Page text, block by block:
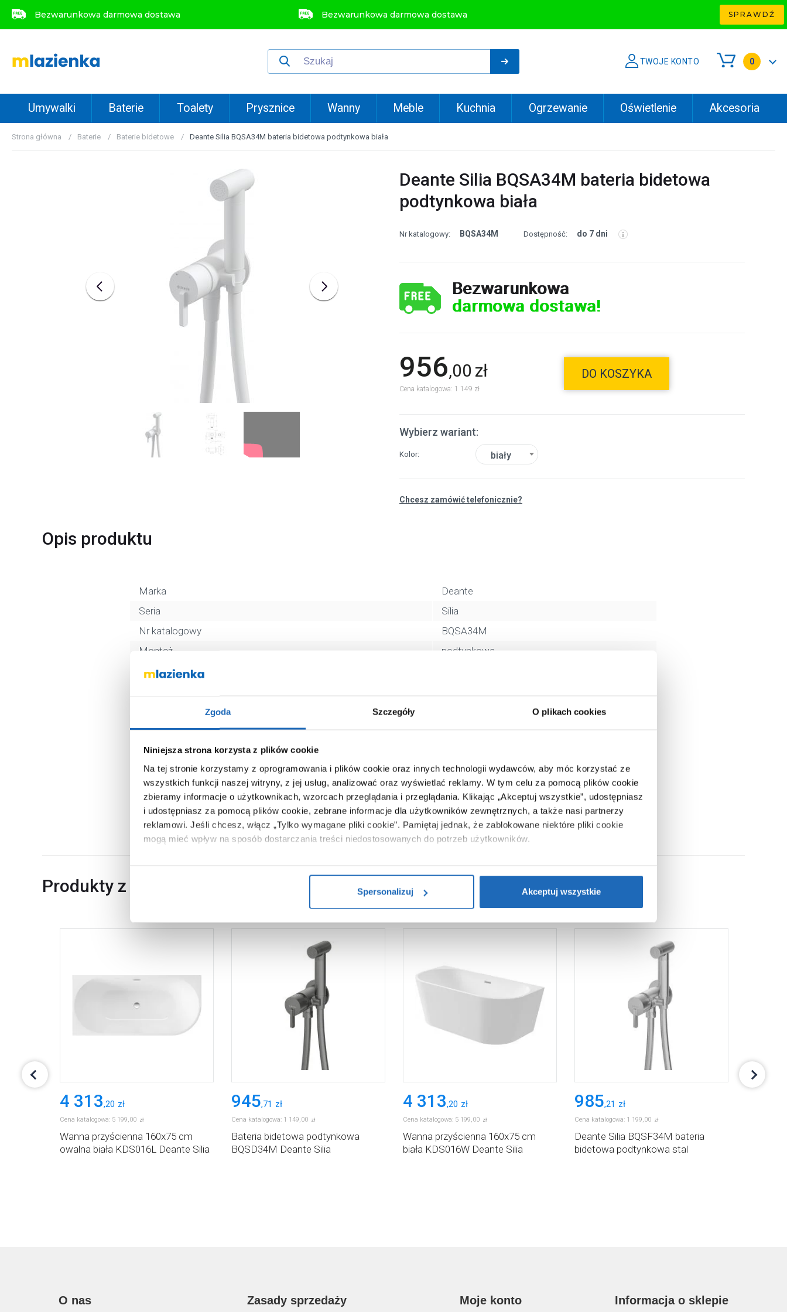
Zgoda Szczegóły O plikach cookies
Niniejsza strona korzysta z plików cookie
Na tej stronie korzystamy z oprogramowania i plików cookie oraz innych technologii wydawców, aby móc korzystać ze
wszystkich funkcji naszej witryny, z jej usług, analizować oraz wyświetlać reklamy. W tym celu za pomocą plików cookie
zbieramy informacje o użytkownikach, wzorcach przeglądania i przeglądania. Klikając „Akceptuj wszystkie”, udostępniasz
i udostępniasz za pomocą plików cookie, zebrane informacje dla użytkowników zewnętrznych, a także nasi partnerzy
reklamowi. Jeśli chcesz, włącz „Tylko wymagane pliki cookie”. Pamiętaj jednak, że zablokowane niektóre pliki cookie
mogą mieć wpływ na sposób dostarczania treści niedostosowanych do potrzeb użytkowników.
Aby uzyskać więcej informacji na temat plików plików cookie, kliknij „Ustawienia plików cookie”.Jeśli chcesz uzyskać
Spersonalizuj
Akceptuj wszystkie
Bezwarunkowa darmowa dostawa Bezwarunkowa darmowa dostawa SPRAWDŹ
TWOJE KONTO 0
Umywalki Baterie Toalety Prysznice Wanny Meble Kuchnia Ogrzewanie Oświetlenie Akcesoria
Strona główna Baterie Baterie bidetowe Deante Silia BQSA34M bateria bidetowa podtynkowa biała
Deante Silia BQSA34M bateria bidetowa
podtynkowa biała
Nr katalogowy: BQSA34M Dostępność: do 7 dni
Bezwarunkowa
darmowa dostawa!
956,00 zł
Cena katalogowa: 1 149 zł
DO KOSZYKA
Wybierz wariant:
Kolor biały
Chcesz zamówić telefonicznie?
Opis produktu
Marka
Deante
Seria
Silia
Nr katalogowy
BQSA34M
Montaż
podtynkowa
Typ
Z korkiem
nie
Kod EAN
Wymiary z opakowaniem
17 x 7 x 34 cm
Waga z opakowaniem
1,63 kg
Dane producenta
Zobacz
Produkty z serii
4 313,20 zł
Cena katalogowa: 5 199,00 zł
Wanna przyścienna 160x75 cm
owalna biała KDS016L Deante Silia
945,71 zł
Cena katalogowa: 1 149,00 zł
Bateria bidetowa podtynkowa
BQSD34M Deante Silia
4 313,20 zł
Cena katalogowa: 5 199,00 zł
Wanna przyścienna 160x75 cm
biała KDS016W Deante Silia
985,21 zł
Cena katalogowa: 1 199,00 zł
Deante Silia BQSF34M bateria
bidetowa podtynkowa stal
O nas Zasady sprzedaży Moje konto Informacja o sklepie